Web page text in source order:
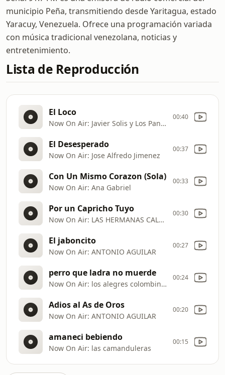
municipio Peña, transmitiendo desde Yaritagua, estado
Yaracuy, Venezuela. Ofrece una programación variada
con música tradicional venezolana, noticias y
entretenimiento.
Lista de Reproducción
El Loco
Now On Air: Javier Solis y Los Panchos
00:40
El Desesperado
Now On Air: Jose Alfredo Jimenez
00:37
Con Un Mismo Corazon (Sola)
Now On Air: Ana Gabriel
00:33
Por un Capricho Tuyo
Now On Air: LAS HERMANAS CALLES
00:30
El jaboncito
Now On Air: ANTONIO AGUILAR
00:27
perro que ladra no muerde
Now On Air: los alegres colombinos
00:24
Adios al As de Oros
Now On Air: ANTONIO AGUILAR
00:20
amaneci bebiendo
Now On Air: las camanduleras
00:15